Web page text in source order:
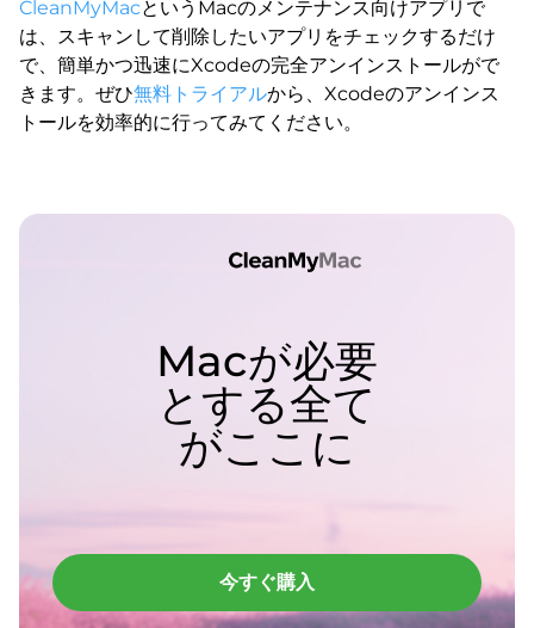
CleanMyMacというMacのメンテナンス向けアプリで
は、スキャンして削除したいアプリをチェックするだけ
で、簡単かつ迅速にXcodeの完全アンインストールがで
きます。ぜひ無料トライアルから、Xcodeのアンインス
トールを効率的に行ってみてください。
Macが必要
とする全て
がここに
今すぐ購入